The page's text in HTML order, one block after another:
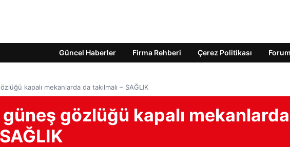
Güncel Haberler Firma Rehberi Çerez Politikası Forum
kapalı mekanlarda da takılmalı – SAĞLIK
güneş gözlüğü kapalı mekanlarda